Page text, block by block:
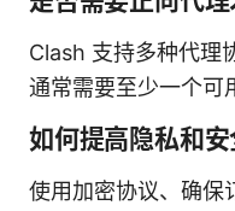
Clash 支持多种代理
通常需要至少一个可
如何提高隐私和安
使用加密协议、确保